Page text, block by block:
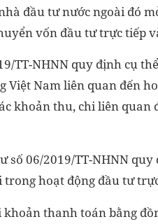
đầu tư nước ngoài đó
vốn đầu tư trực tiếp
TT-NHNN quy định cụ
Việt Nam liên quan đến
khoản thu, chi liên
số 06/2019/TT-NHNN
hoạt động đầu tư
khoản thanh toán bằng